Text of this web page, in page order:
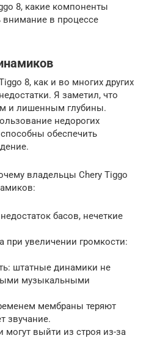
8, какие компоненты
внимание в процессе
8, как и во многих других
Я заметил, что
и лишенным глубины.
недорогих
обеспечить
владельцы Chery Tiggo
басов, нечеткие
при увеличении громкости:
штатные динамики не
музыкальными
мембраны теряют
звучание.
выйти из строя из-за